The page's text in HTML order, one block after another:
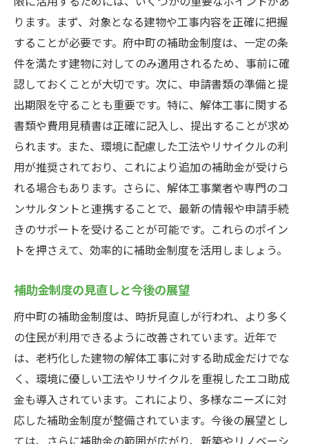
ります。まず、対象となる建物や工事内容を正確に把握
することが必要です。府中町の補助金制度は、一定の条
件を満たす建物に対してのみ適用されるため、事前に確
認しておくことが大切です。次に、申請書類の準備と提
出期限を守ることも重要です。特に、解体工事に関する
書類や費用見積書は正確に記入し、提出することが求め
られます。また、環境に配慮した工法やリサイクルの利
用が推奨されており、これにより追加の補助金が受けら
れる場合もあります。さらに、解体工事業者や専門のコ
ンサルタントと連携することで、最新の情報や申請手続
きのサポートを受けることが可能です。これらのポイン
トを押さえて、効率的に補助金制度を活用しましょう。
補助金制度の見直しと今後の展望
府中町の補助金制度は、時折見直しが行われ、より多く
の住民が利用できるように改善されています。近年で
は、老朽化した建物の解体工事に対する助成金だけでな
く、環境に優しい工法やリサイクルを重視したエコ助成
金も導入されています。これにより、多様なニーズに対
応した補助金制度が整備されています。今後の展望とし
ては、さらに補助金の範囲が広がり、新築やリノベーシ